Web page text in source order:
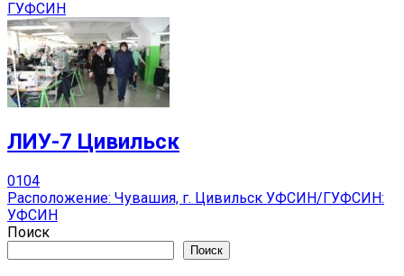
ГУФСИН
ЛИУ-7 Цивильск
0104
Расположение: Чувашия, г. Цивильск УФСИН/ГУФСИН:
УФСИН
Поиск
Поиск